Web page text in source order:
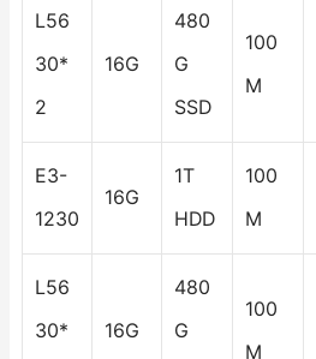
L56
30*
2
16G
480
G
SSD
100
M
E3-
1230
16G
1T
HDD
100
M
L56
30*
16G
480
G
100
M